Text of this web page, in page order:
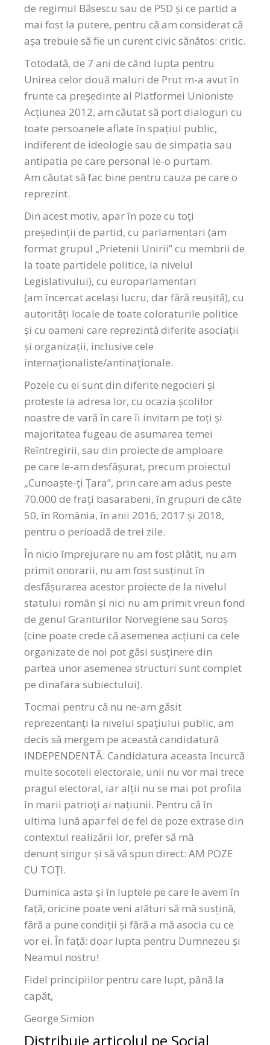
de regimul Băsescu sau de PSD și ce partid a
mai fost la putere, pentru că am considerat că
așa trebuie să fie un curent civic sănătos: critic.
Totodată, de 7 ani de când lupta pentru
Unirea celor două maluri de Prut m-a avut în
frunte ca președinte al Platformei Unioniste
Acțiunea 2012, am căutat să port dialoguri cu
toate persoanele aflate în spațiul public,
indiferent de ideologie sau de simpatia sau
antipatia pe care personal le-o purtam.
Am căutat să fac bine pentru cauza pe care o
reprezint.
Din acest motiv, apar în poze cu toți
președinții de partid, cu parlamentari (am
format grupul „Prietenii Unirii” cu membrii de
la toate partidele politice, la nivelul
Legislativului), cu europarlamentari
(am încercat același lucru, dar fără reușită), cu
autorități locale de toate coloraturile politice
și cu oameni care reprezintă diferite asociații
și organizații, inclusive cele
internaționaliste/antinaționale.
Pozele cu ei sunt din diferite negocieri și
proteste la adresa lor, cu ocazia școlilor
noastre de vară în care îi invitam pe toți și
majoritatea fugeau de asumarea temei
Reîntregirii, sau din proiecte de amploare
pe care le-am desfășurat, precum proiectul
„Cunoaște-ți Țara”, prin care am adus peste
70.000 de frați basarabeni, în grupuri de câte
50, în România, în anii 2016, 2017 și 2018,
pentru o perioadă de trei zile.
În nicio împrejurare nu am fost plătit, nu am
primit onorarii, nu am fost susținut în
desfășurarea acestor proiecte de la nivelul
statului român și nici nu am primit vreun fond
de genul Granturilor Norvegiene sau Soroș
(cine poate crede că asemenea acțiuni ca cele
organizate de noi pot găsi susținere din
partea unor asemenea structuri sunt complet
pe dinafara subiectului).
Tocmai pentru că nu ne-am găsit
reprezentanți la nivelul spațiului public, am
decis să mergem pe această candidatură
INDEPENDENTĂ. Candidatura aceasta încurcă
multe socoteli electorale, unii nu vor mai trece
pragul electoral, iar alții nu se mai pot profila
în marii patrioți ai națiunii. Pentru că în
ultima lună apar fel de fel de poze extrase din
contextul realizării lor, prefer să mă
denunț singur și să vă spun direct: AM POZE
CU TOȚI.
Duminica asta și în luptele pe care le avem în
față, oricine poate veni alături să mă susțină,
fără a pune condiții și fără a mă asocia cu ce
vor ei. În față: doar lupta pentru Dumnezeu și
Neamul nostru!
Fidel principiilor pentru care lupt, până la
capăt,
George Simion
Distribuie articolul pe Social